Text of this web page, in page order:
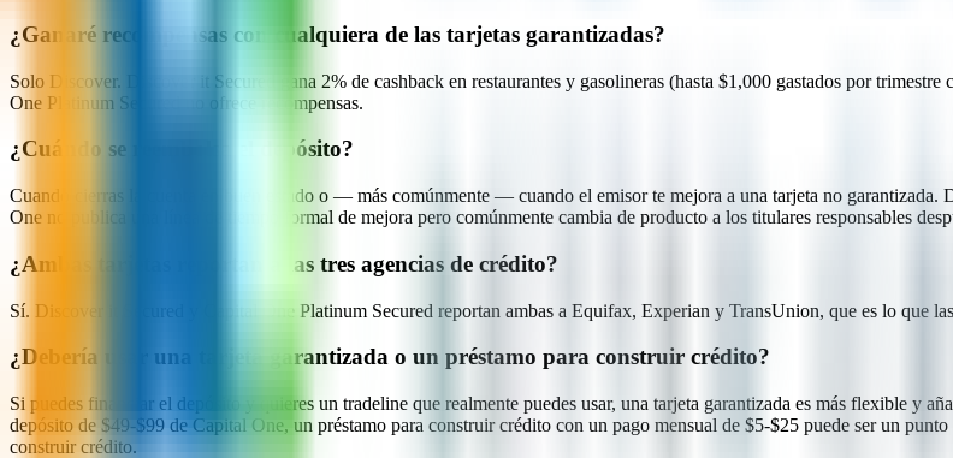
¿Ganaré recompensas con cualquiera de las tarjetas garantizadas?
Solo Discover. Discover it Secured gana 2% de cashback en restaurantes y gasolineras (hasta $1,000 gastados por
One Platinum Secured no ofrece recompensas.
¿Cuándo se reembolsa el depósito?
Cuando cierras la cuenta en buen estado o — más comúnmente — cuando el emisor te mejora a una tarjeta no garantizada.
One no publica una línea de tiempo formal de mejora pero comúnmente cambia de producto a los titulares responsables
¿Ambas tarjetas reportan a las tres agencias de crédito?
Sí. Discover it Secured y Capital One Platinum Secured reportan ambas a Equifax, Experian y TransUnion, que es lo que
¿Debería usar una tarjeta garantizada o un préstamo para construir crédito?
Si puedes financiar el depósito y quieres un tradeline que realmente puedes usar, una tarjeta garantizada es más flexible y
depósito de $49-$99 de Capital One, un préstamo para construir crédito con un pago mensual de $5-$25 puede ser un
construir crédito.